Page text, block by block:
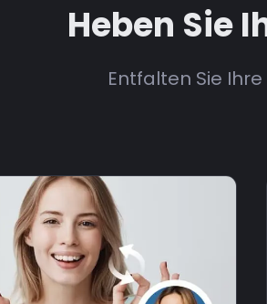
Heben Sie
Entfalten Sie